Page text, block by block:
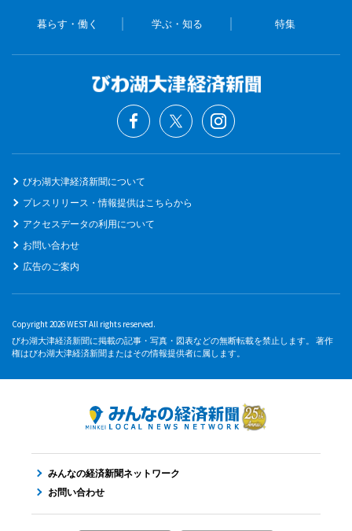
暮らす・働く 学ぶ・知る 特集
びわ湖大津経済新聞について
プレスリリース・情報提供はこちらから
アクセスデータの利用について
お問い合わせ
広告のご案内
Copyright 2026 WEST All rights reserved.
びわ湖大津経済新聞に掲載の記事・写真・図表などの無断転載を禁止します。 著作
権はびわ湖大津経済新聞またはその情報提供者に属します。
みんなの経済新聞ネットワーク
お問い合わせ